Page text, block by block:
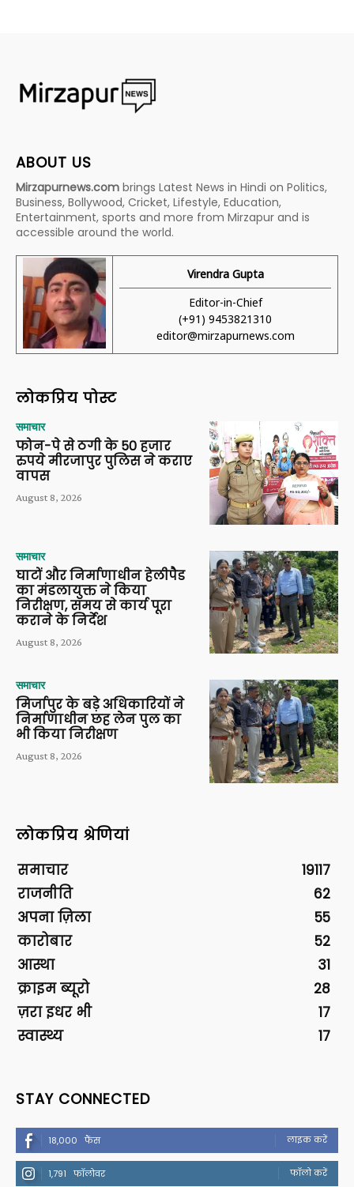
ABOUT US
Mirzapurnews.com brings Latest News in Hindi on Politics,
Business, Bollywood, Cricket, Lifestyle, Education,
Entertainment, sports and more from Mirzapur and is
accessible around the world.
Virendra Gupta
Editor-in-Chief
(+91) 9453821310
editor@mirzapurnews.com
लोकप्रिय पोस्ट
समाचार
फोन-पे से ठगी के 50 हजार
रुपये मीरजापुर पुलिस ने कराए
वापस
August 8, 2026
समाचार
घाटों और निर्माणाधीन हेलीपैड
का मंडलायुक्त ने किया
निरीक्षण, समय से कार्य पूरा
कराने के निर्देश
August 8, 2026
समाचार
मिर्जापुर के बड़े अधिकारियों ने
निर्माणाधीन छह लेन पुल का
भी किया निरीक्षण
August 8, 2026
लोकप्रिय श्रेणियां
समाचार
19117
राजनीति
62
अपना ज़िला
55
कारोबार
52
आस्था
31
क्राइम ब्यूरो
28
ज़रा इधर भी
17
स्वास्थ्य
17
STAY CONNECTED
18,000 फैंस लाइक करें
1,791 फॉलोवर फॉलो करें